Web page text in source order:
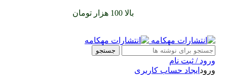
بالا 100 هزار تومان
جستجو
ورود / ثبت نام
ورود ایجاد حساب کاربری